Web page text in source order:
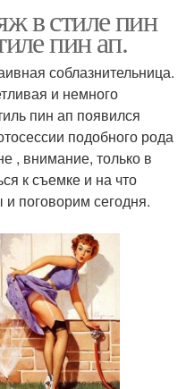
в стиле пин
пин ап.
соблазнительница.
и немного
пин ап появился
подобного рода
, внимание, только в
к съемке и на что
поговорим сегодня.